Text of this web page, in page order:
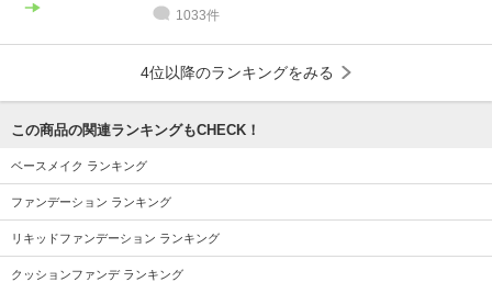
1033件
4位以降のランキングをみる
この商品の関連ランキングもCHECK！
ベースメイク ランキング
ファンデーション ランキング
リキッドファンデーション ランキング
クッションファンデ ランキング